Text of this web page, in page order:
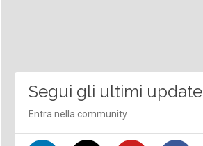
Segui gli ultimi update
Entra nella community